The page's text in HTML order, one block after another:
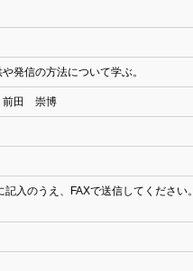
発信の方法について学ぶ。
前田 崇博
入のうえ、FAXで送信してください。